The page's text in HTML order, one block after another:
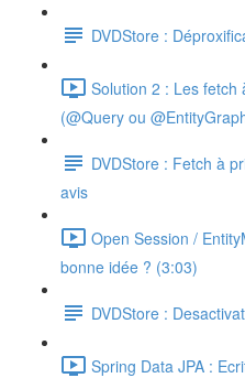
DVDStore :
Solution 2 : Les fetch
(@Query ou
DVDStore : Fetch à
avis
Open Session /
bonne idée ? (3:03)
DVDStore :
Spring Data JPA :